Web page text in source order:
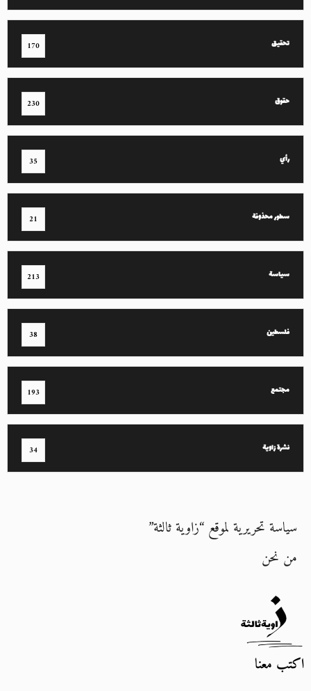
تحقيق 170
حقوق 230
رأي 35
سطور محذوفة 21
سياسة 213
فلسطين 38
مجتمع 193
نشرة زاوية 34
سياسة تحريرية لموقع “زاوية ثالثة”
من نحن
اكتب معنا